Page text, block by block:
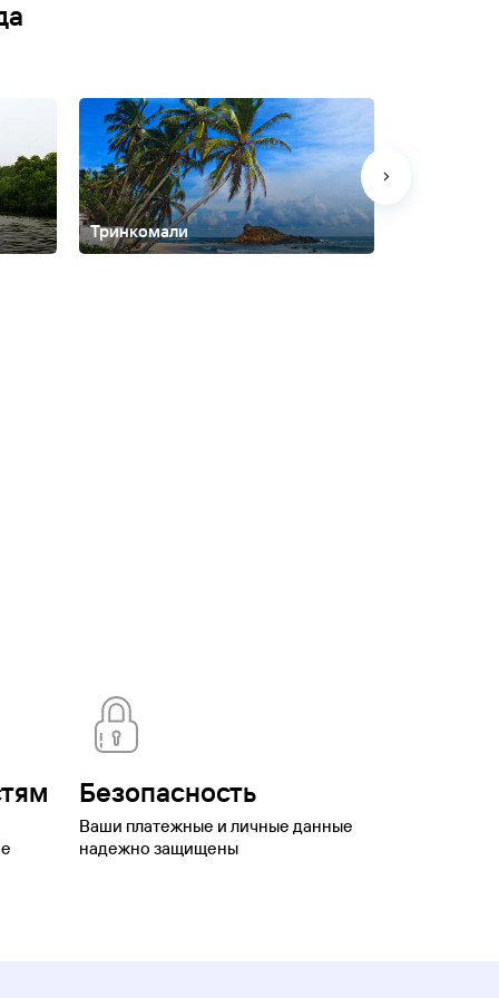
Тринкомали
Безопасность
Ваши платежные и личные данные
надежно защищены